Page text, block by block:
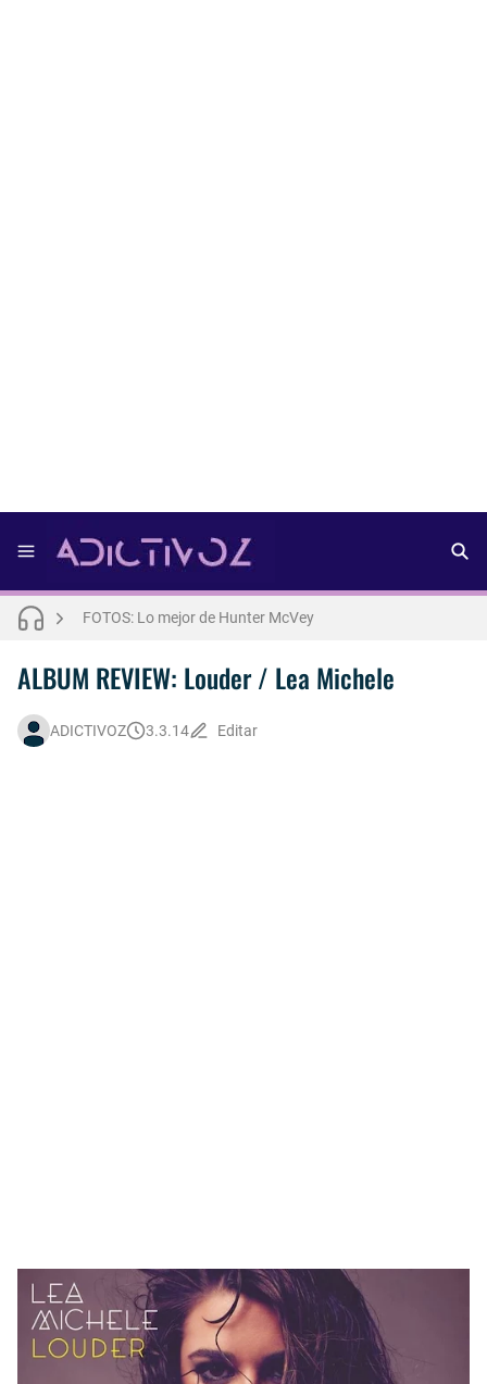
FOTOS: Lo mejor de Hunter McVey
ALBUM REVIEW: Louder / Lea Michele
ADICTIVOZ 3.3.14 Editar